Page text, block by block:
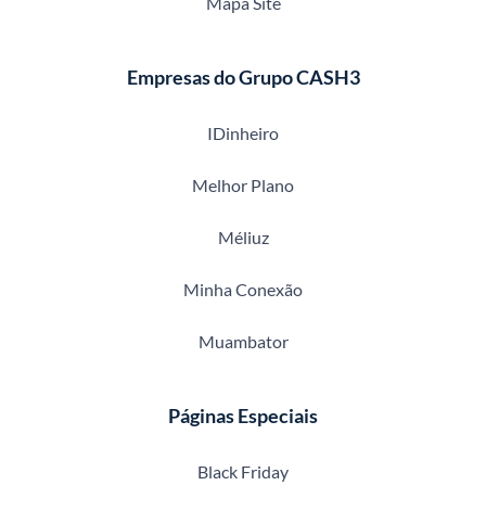
Empresas do Grupo CASH3
IDinheiro
Melhor Plano
Méliuz
Minha Conexão
Muambator
Páginas Especiais
Black Friday